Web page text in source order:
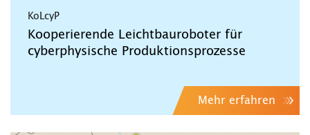
KoLcyP
Kooperierende Leichtbauroboter für
cyberphysische Produktionsprozesse
Mehr erfahren